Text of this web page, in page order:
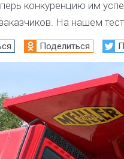
конкуренцию им
На нашем
Поделиться